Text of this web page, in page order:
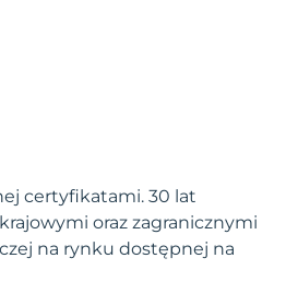
certyfikatami. 30 lat
oraz zagranicznymi
na rynku dostępnej na